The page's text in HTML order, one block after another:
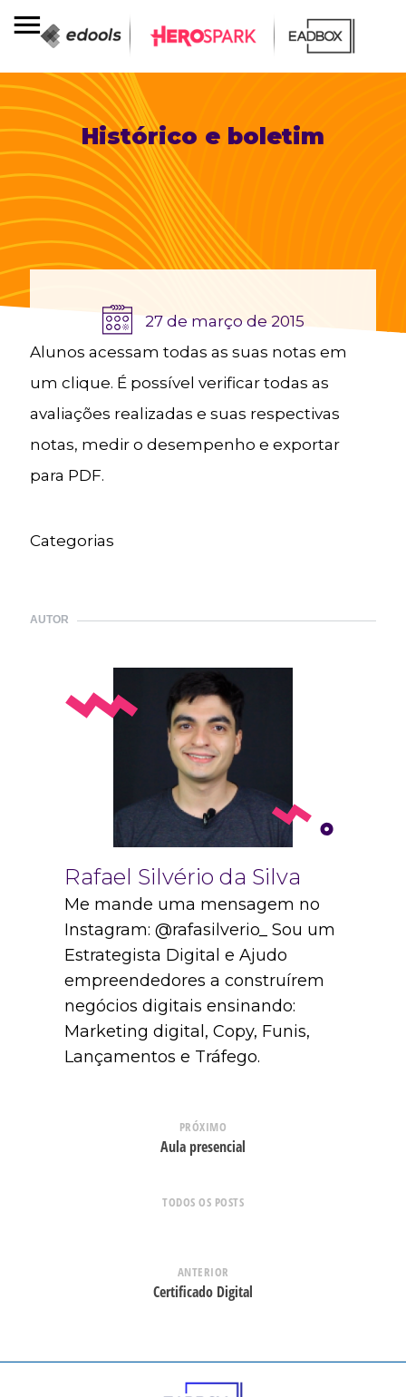
Histórico e boletim
27 de março de 2015
Alunos acessam todas as suas notas em
um clique. É possível verificar todas as
avaliações realizadas e suas respectivas
notas, medir o desempenho e exportar
para PDF.
Categorias
AUTOR
Rafael Silvério da Silva
Me mande uma mensagem no
Instagram: @rafasilverio_ Sou um
Estrategista Digital e Ajudo
empreendedores a construírem
negócios digitais ensinando:
Marketing digital, Copy, Funis,
Lançamentos e Tráfego.
PRÓXIMO
Aula presencial
TODOS OS POSTS
ANTERIOR
Certificado Digital